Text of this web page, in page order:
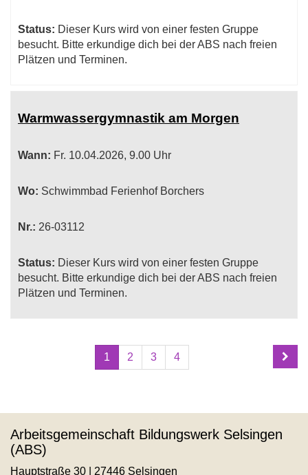
Status: Dieser Kurs wird von einer festen Gruppe
besucht. Bitte erkundige dich bei der ABS nach freien
Plätzen und Terminen.
Warmwassergymnastik am Morgen
Wann: Fr. 10.04.2026, 9.00 Uhr
Wo: Schwimmbad Ferienhof Borchers
Nr.: 26-03112
Status: Dieser Kurs wird von einer festen Gruppe
besucht. Bitte erkundige dich bei der ABS nach freien
Plätzen und Terminen.
Seiten
blättern
1 2 3 4
Arbeitsgemeinschaft Bildungswerk Selsingen
(ABS)
Hauptstraße 30 | 27446 Selsingen